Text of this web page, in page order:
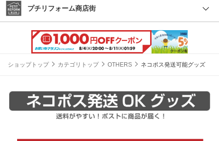
プチリフォーム商店街
ショップトップ カテゴリトップ OTHERS ネコポス発送可能グッズ